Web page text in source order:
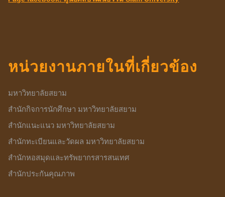
หน่วยงานภายในที่เกี่ยวข้อง
มหาวิทยาลัยสยาม
สำนักกิจการนักศึกษา มหาวิทยาลัยสยาม
สำนักแนะแนว มหาวิทยาลัยสยาม
สำนักทะเบียนและวัดผล มหาวิทยาลัยสยาม
สำนักหอสมุดและทรัพยากรสารสนเทศ
สำนักประกันคุณภาพ